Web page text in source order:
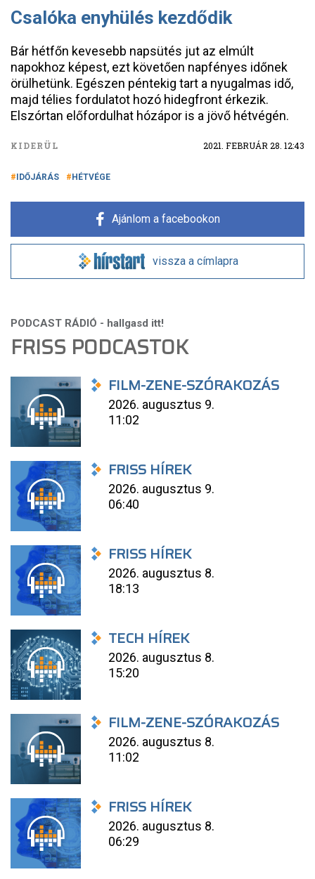
Csalóka enyhülés kezdődik
Bár hétfőn kevesebb napsütés jut az elmúlt
napokhoz képest, ezt követően napfényes időnek
örülhetünk. Egészen péntekig tart a nyugalmas idő,
majd télies fordulatot hozó hidegfront érkezik.
Elszórtan előfordulhat hózápor is a jövő hétvégén.
KIDERÜL 2021. FEBRUÁR 28. 12:43
IDŐJÁRÁS HÉTVÉGE
Ajánlom a facebookon
vissza a címlapra
FRISS PODCASTOK
FILM-ZENE-SZÓRAKOZÁS
2026. augusztus 9.
11:02
FRISS HÍREK
2026. augusztus 9.
06:40
FRISS HÍREK
2026. augusztus 8.
18:13
TECH HÍREK
2026. augusztus 8.
15:20
FILM-ZENE-SZÓRAKOZÁS
2026. augusztus 8.
11:02
FRISS HÍREK
2026. augusztus 8.
06:29